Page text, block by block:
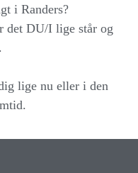
i Randers?
det DU/I lige står og
lige nu eller i den